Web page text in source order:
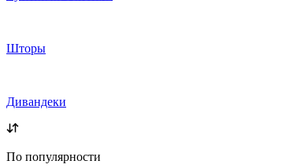
Шторы
Дивандеки
По популярности